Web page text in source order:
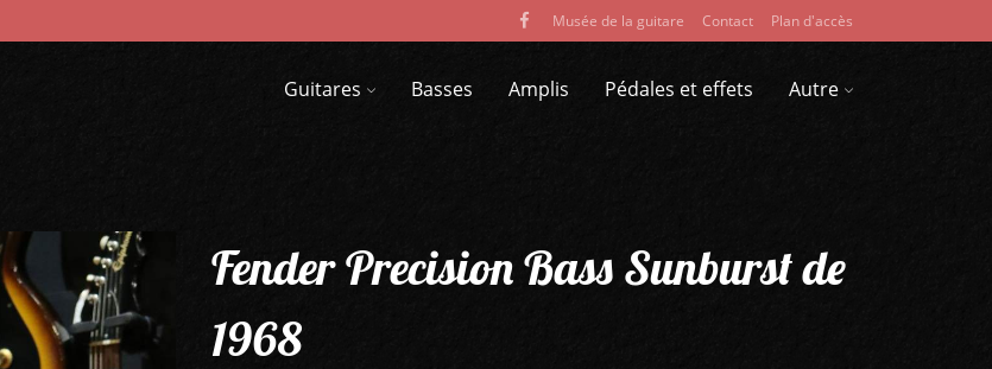
Musée de la guitare Contact Plan d'accès
Guitares Basses Amplis Pédales et effets Autre
Fender Precision Bass Sunburst de
1968